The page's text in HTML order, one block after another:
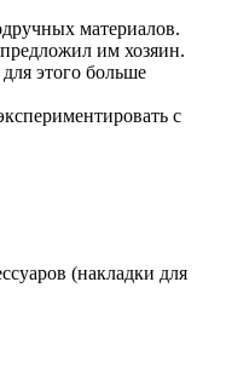
материалов.
им хозяин.
этого больше
с
(накладки для